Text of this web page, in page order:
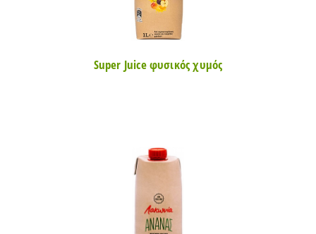
Super Juice φυσικός χυμός